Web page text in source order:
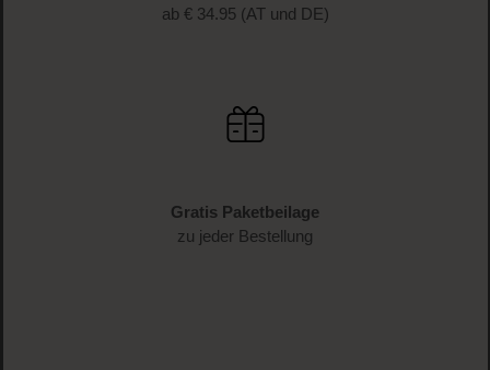
ab € 34.95 (AT und DE)
Gratis Paketbeilage
zu jeder Bestellung